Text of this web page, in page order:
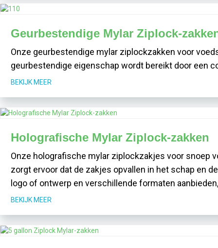
Geurbestendige Mylar Ziplock-
Onze geurbestendige mylar ziplockzakken voor
geurbestendige eigenschap wordt bereikt door een
BEKIJK MEER
Holografische Mylar Ziplock-zakken
Onze holografische mylar ziplockzakjes voor snoep
zorgt ervoor dat de zakjes opvallen in het schap en
logo of ontwerp en verschillende formaten
BEKIJK MEER